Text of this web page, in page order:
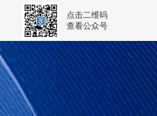
点击二维码
查看公众号